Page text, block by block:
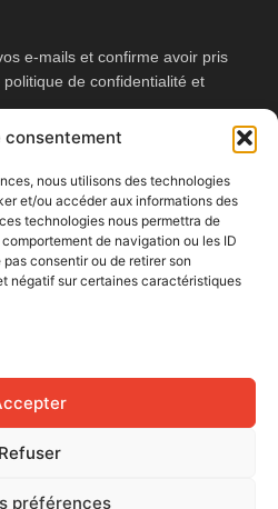
consentement
nous utilisons des technologies
et/ou accéder aux informations des
technologies nous permettra de
de navigation ou les ID
consentir ou de retirer son
négatif sur certaines caractéristiques
Refuser
préférences
e-mails et confirme avoir pris
de confidentialité et
tout moment en cliquant sur le lien
mesure l'ouverture des
les contenus proposés.
SUIVRE